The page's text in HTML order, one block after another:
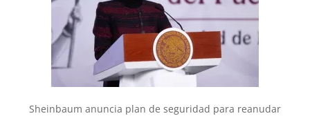
Sheinbaum anuncia plan de seguridad para reanudar